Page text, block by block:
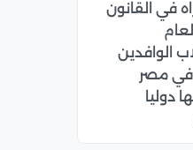
في القانون
الوافدين
في مصر
دوليا